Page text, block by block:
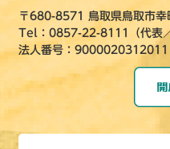
〒680-8571 鳥取県鳥取市幸
Tel：0857-22-8111（代表／
法人番号：9000020312011